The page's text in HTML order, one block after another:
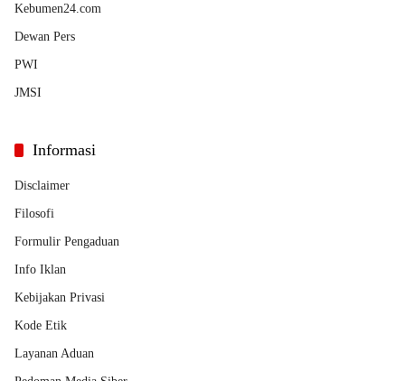
Kebumen24.com
Dewan Pers
PWI
JMSI
Informasi
Disclaimer
Filosofi
Formulir Pengaduan
Info Iklan
Kebijakan Privasi
Kode Etik
Layanan Aduan